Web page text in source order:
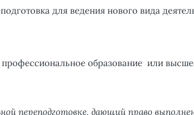
для ведения нового вида
образование или
переподготовке, дающий право